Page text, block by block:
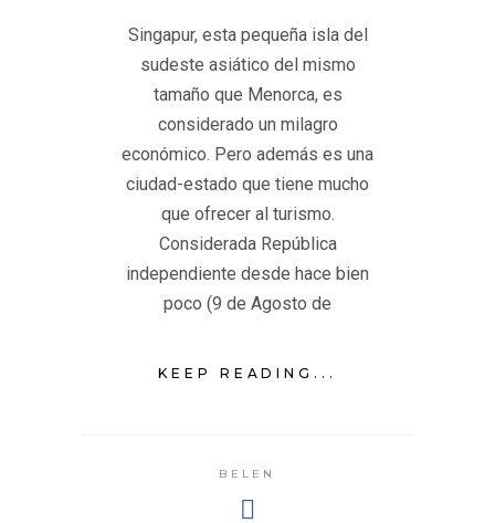
Singapur, esta pequeña isla del
sudeste asiático del mismo
tamaño que Menorca, es
considerado un milagro
económico. Pero además es una
ciudad-estado que tiene mucho
que ofrecer al turismo.
Considerada República
independiente desde hace bien
poco (9 de Agosto de
KEEP READING...
BELEN